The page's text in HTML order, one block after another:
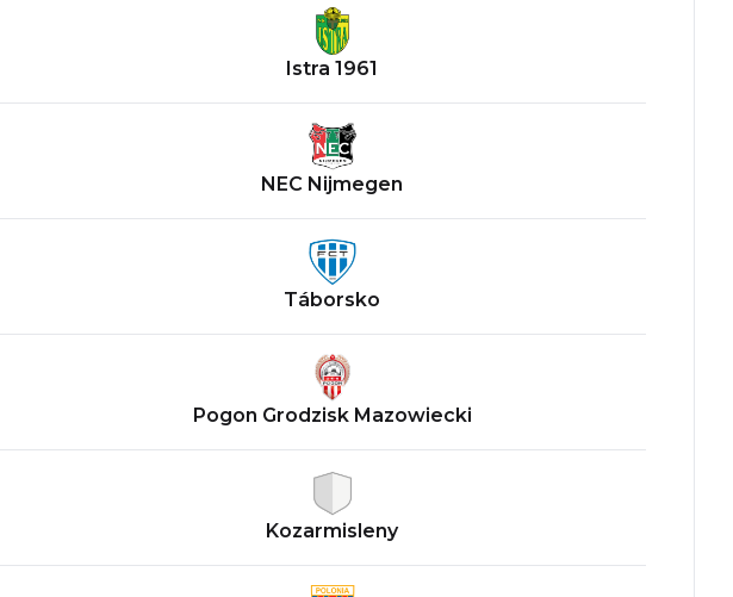
Istra 1961
NEC Nijmegen
Táborsko
Pogon Grodzisk Mazowiecki
Kozarmisleny